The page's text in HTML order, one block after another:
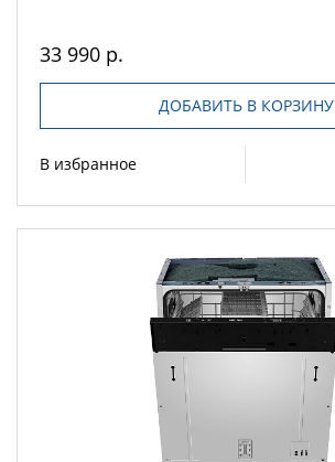
33 990 р.
ДОБАВИТЬ В КОРЗИНУ
В избранное